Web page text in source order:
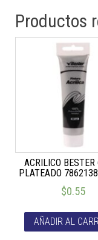
Productos
ACRILICO
PLATEADO
$0.55
AÑADIR AL